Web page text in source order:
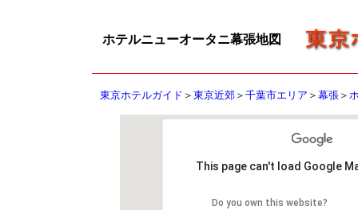
ホテルニューオータニ幕張地図
東京ホテルガイド ＞ 東京近郊 ＞ 千葉市エリア ＞ 幕張 ＞
This page can't load Google
Do you own this website?